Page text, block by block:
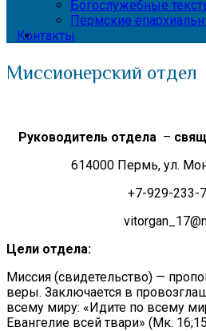
Богослужебные
Пермские
Контакты
Миссионерский отдел
Руководитель отдела –
614000 Пермь, ул.
+7-929-233-
Цели отдела:
Миссия (свидетельство) —
веры. Заключается в
всему миру: «Идите по всему
Евангелие всей твари» (Мк.